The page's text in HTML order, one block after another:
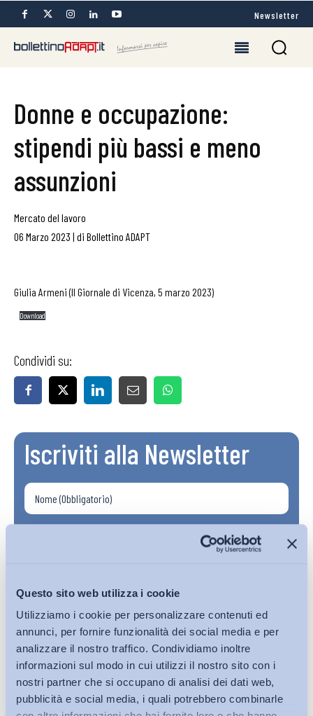
Questo sito web utilizza i cookie
Utilizziamo i cookie per personalizzare contenuti ed
annunci, per fornire funzionalità dei social media e per
analizzare il nostro traffico. Condividiamo inoltre
informazioni sul modo in cui utilizzi il nostro sito con i
nostri partner che si occupano di analisi dei dati web,
pubblicità e social media, i quali potrebbero combinarle
Newsletter
Donne e occupazione:
stipendi più bassi e meno
assunzioni
Mercato del lavoro
06 Marzo 2023 | di Bollettino ADAPT
Giulia Armeni (Il Giornale di Vicenza, 5 marzo 2023)
Download
Condividi su:
Iscriviti alla Newsletter